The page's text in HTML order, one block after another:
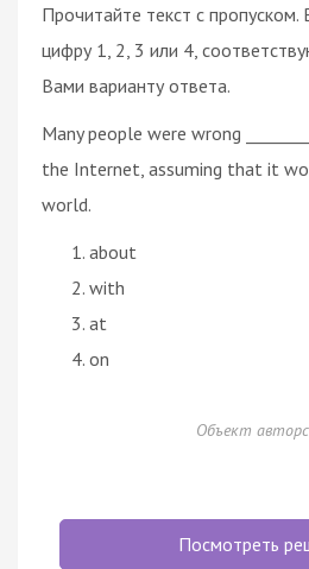
Прочитайте текст с
цифру 1, 2, 3 или 4,
Вами варианту ответа.
Many people were wrong
the Internet, assuming that it
world.
about
with
at
on
Объект
Посмотреть